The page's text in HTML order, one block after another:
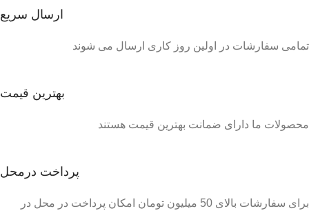
ارسال سریع
تمامی سفارشات در اولین روز کاری ارسال می شوند
بهترین قیمت
محصولات ما دارای ضمانت بهترین قیمت هستند
پرداخت درمحل
برای سفارشات بالای 50 میلیون تومان امکان پرداخت در محل در